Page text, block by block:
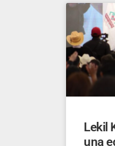
Lekil
una